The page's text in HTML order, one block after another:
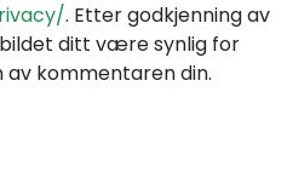
. Etter godkjenning av
ditt være synlig for
kommentaren din.